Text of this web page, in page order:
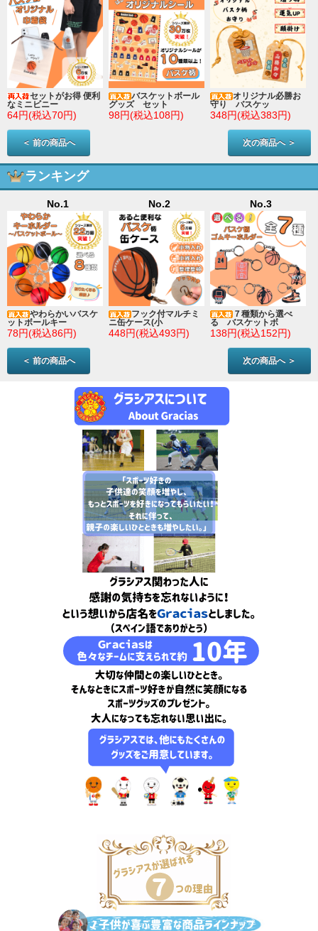
セットがお得 便利
なミニビニー
64円(税込70円)
バスケットボール
グッズ セット
98円(税込108円)
オリジナル必勝お
守り バスケッ
348円(税込383円)
＜ 前の商品へ 次の商品へ ＞
ランキング
No.1
やわらかいバスケ
ットボールキー
78円(税込86円)
No.2
フック付マルチミ
ニ缶ケース(小
448円(税込493円)
No.3
７種類から選べ
る バスケットボ
138円(税込152円)
＜ 前の商品へ 次の商品へ ＞